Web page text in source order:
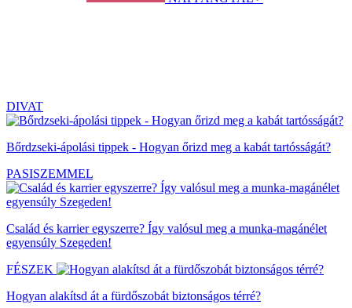
DIVAT
Bőrdzseki-ápolási tippek - Hogyan őrizd meg a kabát tartósságát?
PASISZEMMEL
Család és karrier egyszerre? Így valósul meg a munka-magánélet
egyensúly Szegeden!
FÉSZEK
Hogyan alakítsd át a fürdőszobát biztonságos térré?